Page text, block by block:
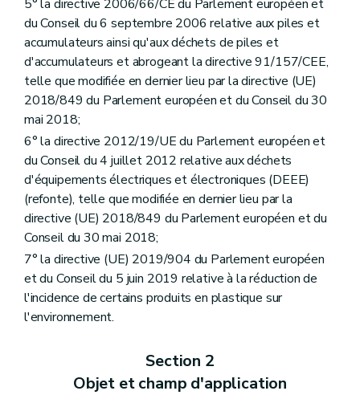
Art. 44
Art. 45
Section 5 Modalités de calcul visant à déterminer l'atteinte de certains des objectifs énoncés dans les sections 3 et 4
Art. 46
Section 6 Responsabilité de la gestion des déchets
Sous-section 1
Responsabilité matérielle
Art. 47
Art. 48
Chapitre 4 Dispositions particulières à certains types de déchets, à certains opérateurs actifs en matière de prévention ou de gestion de déchets, aux transferts de déchets, et au registre et documents de traçabilité en matière de déchets
Section 1 Habilitations générales au Gouvernement
Art. 49
Section 2 Dispositions particulières à certains types de déchets
Sous-section 1 Déchets dangereux
Art. 50
Art. 51
Art. 52
Sous-section 2 Déchets ménagers
Art. 53
Art. 54
Art. 55
Art. 59
5° la directive 2006/66/CE du Parlement européen et
du Conseil du 6 septembre 2006 relative aux piles et
accumulateurs ainsi qu'aux déchets de piles et
d'accumulateurs et abrogeant la directive 91/157/CEE,
telle que modifiée en dernier lieu par la directive (UE)
2018/849 du Parlement européen et du Conseil du 30
mai 2018;
6° la directive 2012/19/UE du Parlement européen et
du Conseil du 4 juillet 2012 relative aux déchets
d'équipements électriques et électroniques (DEEE)
(refonte), telle que modifiée en dernier lieu par la
directive (UE) 2018/849 du Parlement européen et du
Conseil du 30 mai 2018;
7° la directive (UE) 2019/904 du Parlement européen
et du Conseil du 5 juin 2019 relative à la réduction de
l'incidence de certains produits en plastique sur
l'environnement.
Section 2
Objet et champ d'application